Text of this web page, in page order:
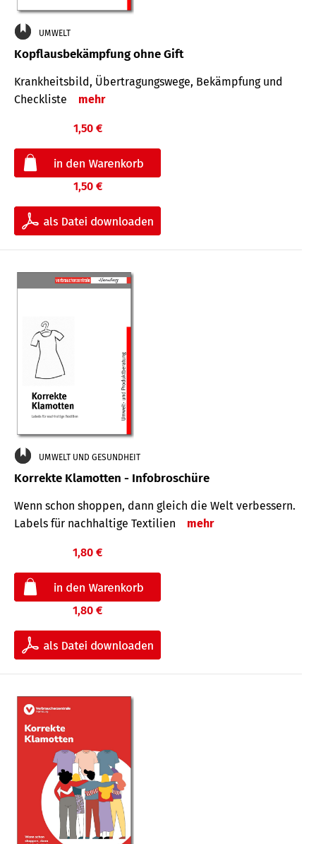
UMWELT
Kopflausbekämpfung ohne Gift
Krankheits­bild, Übertra­gungs­wege, Bekämpfung und
Check­liste
mehr
1,50 €
1,50 €
UMWELT UND GESUNDHEIT
Korrekte Klamotten - Infobroschüre
Wenn schon shoppen, dann gleich die Welt verbessern.
Labels für nachhaltige Textilien
mehr
1,80 €
1,80 €